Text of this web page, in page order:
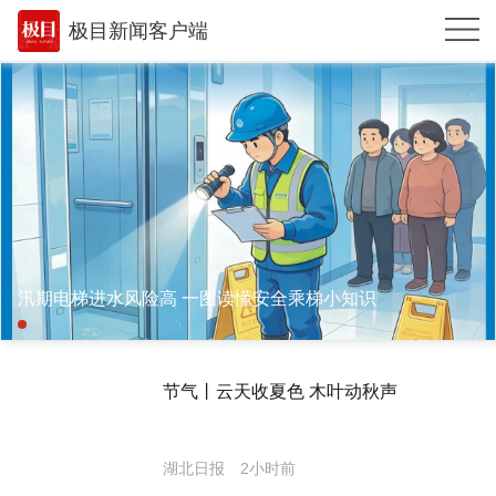
极目新闻客户端
推荐
体育
观点
时政
湖北
武汉
汛期电梯进水风险高 一图读懂安全乘梯小知识
节气丨云天收夏色 木叶动秋声
湖北日报 2小时前